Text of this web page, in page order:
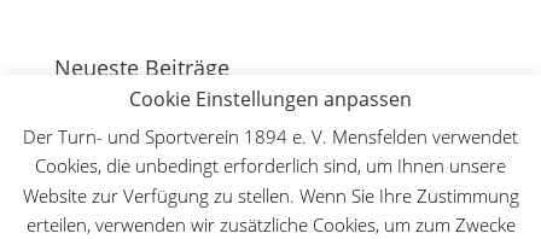
Neueste Beiträge
130 Jahre Bergturnfest auf dem Mensfelder Kopf
August 2026
Deutsche Meisterschaft WFMAC in Dillenburg – Lilly
Lange ist Deutsche Meisterin im Leichtkontakt 30.
Mai 2026
Cookie Einstellungen anpassen
Der Turn- und Sportverein 1894 e. V. Mensfelden verwendet
Cookies, die unbedingt erforderlich sind, um Ihnen unsere
Website zur Verfügung zu stellen. Wenn Sie Ihre Zustimmung
erteilen, verwenden wir zusätzliche Cookies, um zum Zwecke